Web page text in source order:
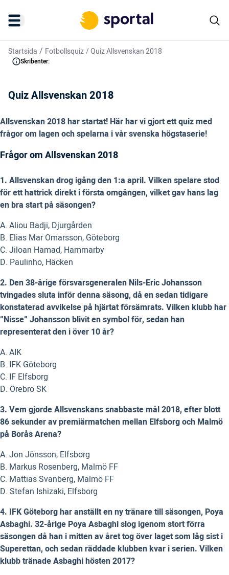
Startsida / Fotbollsquiz/Quiz Allsvenskan 2018
Skribenter:
Quiz Allsvenskan 2018
Allsvenskan 2018 har startat! Här har vi gjort ett quiz med
frågor om lagen och spelarna i vår svenska högstaserie!
Frågor om Allsvenskan 2018
1. Allsvenskan drog igång den 1:a april. Vilken spelare stod
för ett hattrick direkt i första omgången, vilket gav hans lag
en bra start på säsongen?
A. Aliou Badji, Djurgården
B. Elias Mar Omarsson, Göteborg
C. Jiloan Hamad, Hammarby
D. Paulinho, Häcken
2. Den 38-årige försvarsgeneralen Nils-Eric Johansson
tvingades sluta inför denna säsong, då en sedan tidigare
konstaterad avvikelse på hjärtat försämrats. Vilken klubb har
”Nisse” Johansson blivit en symbol för, sedan han
representerat den i över 10 år?
A. AIK
B. IFK Göteborg
C. IF Elfsborg
D. Örebro SK
3. Vem gjorde Allsvenskans snabbaste mål 2018, efter blott
86 sekunder av premiärmatchen mellan Elfsborg och Malmö
på Borås Arena?
A. Jon Jönsson, Elfsborg
B. Markus Rosenberg, Malmö FF
C. Mattias Svanberg, Malmö FF
D. Stefan Ishizaki, Elfsborg
4. IFK Göteborg har anställt en ny tränare till säsongen, Poya
Asbaghi. 32-årige Poya Asbaghi slog igenom stort förra
säsongen då han i mitten av året tog över laget som låg sist i
Superettan, och sedan räddade klubben kvar i serien. Vilken
klubb tränade Asbaghi hösten 2017?